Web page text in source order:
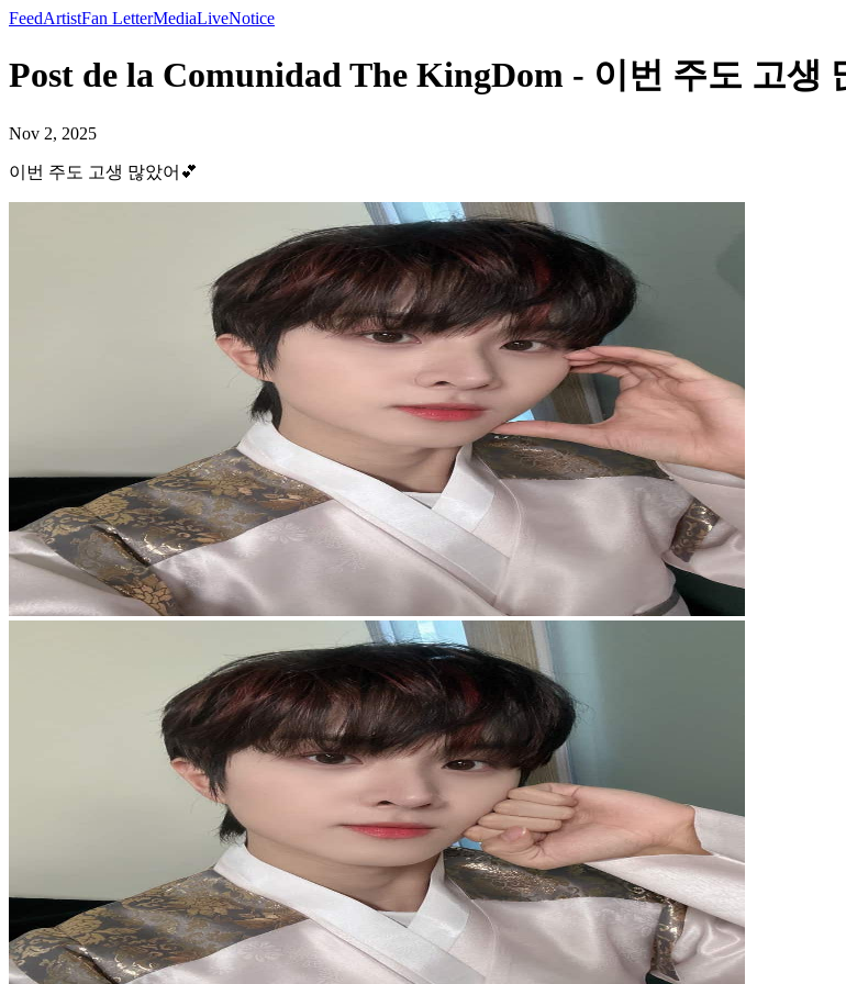
FeedArtistFan LetterMediaLiveNotice
Post de la Comunidad The KingDom - 이번 주도 고생
Nov 2, 2025
이번 주도 고생 많았어💕